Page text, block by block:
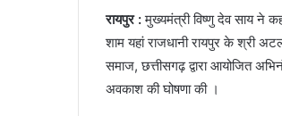
रायपुर :मुख्यमंत्री विष्णु देव साय ने
शाम यहां राजधानी रायपुर के श्री
समाज, छत्तीसगढ़ द्वारा आयोजित
अवकाश की घोषणा की ।